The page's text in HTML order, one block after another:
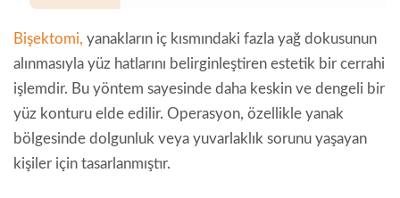
Bişektomi, yanakların iç kısmındaki fazla yağ dokusunun
alınmasıyla yüz hatlarını belirginleştiren estetik bir cerrahi
işlemdir. Bu yöntem sayesinde daha keskin ve dengeli bir
yüz konturu elde edilir. Operasyon, özellikle yanak
bölgesinde dolgunluk veya yuvarlaklık sorunu yaşayan
kişiler için tasarlanmıştır.